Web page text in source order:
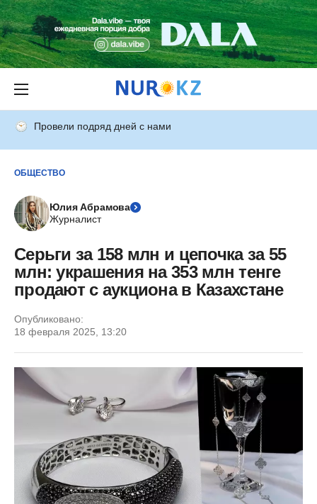
Провели подряд дней с нами
ОБЩЕСТВО
Юлия Абрамова
Журналист
Серьги за 158 млн и цепочка за 55
млн: украшения на 353 млн тенге
продают с аукциона в Казахстане
Опубликовано:
18 февраля 2025, 13:20